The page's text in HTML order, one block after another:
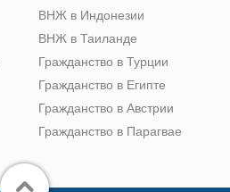
ВНЖ в Индонезии
ВНЖ в Таиланде
Гражданство в Турции
Гражданство в Египте
Гражданство в Австрии
Гражданство в Парагвае